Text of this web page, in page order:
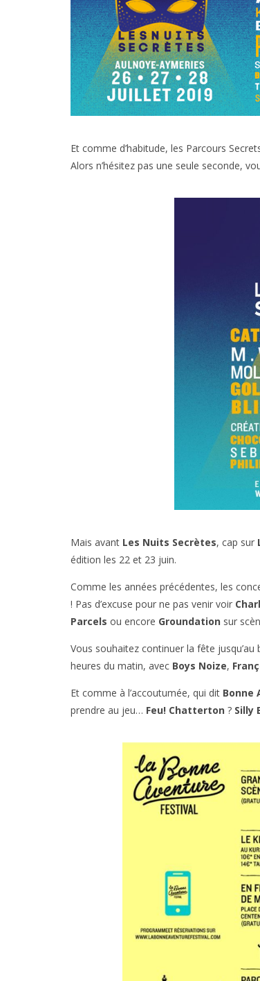
Et comme d’habitude, les Parcours
Alors n’hésitez pas une seule seconde,
Mais avant Les Nuits Secrètes, cap sur
édition les 22 et 23 juin.
Comme les années précédentes, les
! Pas d’excuse pour ne pas venir voir
Parcels ou encore Groundation sur
Vous souhaitez continuer la fête
heures du matin, avec Boys Noize,
Et comme à l’accoutumée, qui dit Bonne
prendre au jeu… Feu! Chatterton ? Silly